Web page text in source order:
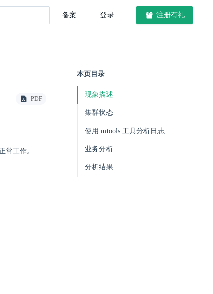
备案 登录 注册有礼
PDF
常工作。
本页目录
现象描述
集群状态
使用 mtools 工具分析日志
业务分析
分析结果